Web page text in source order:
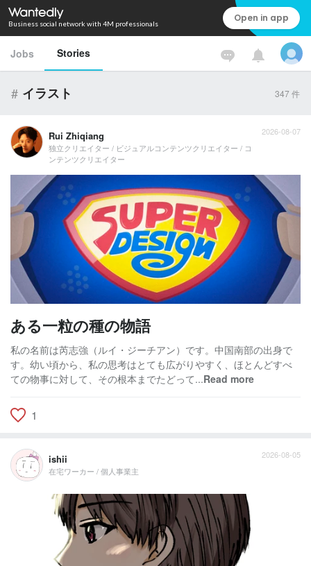
Business social network with 4M professionals Open in app
Jobs Stories
# イラスト 347 件
Rui Zhiqiang
独立クリエイター / ビジュアルコンテンツクリエイター / コ
ンテンツクリエイター
2026-08-07
ある一粒の種の物語
私の名前は芮志強（ルイ・ジーチアン）です。中国南部の出身で
す。幼い頃から、私の思考はとても広がりやすく、ほとんどすべ
ての物事に対して、その根本までたどって...Read more
1
ishii
在宅ワーカー / 個人事業主
2026-08-05